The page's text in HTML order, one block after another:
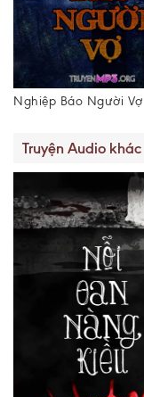
Nghiệp Báo Người Vợ
Truyện Audio khác